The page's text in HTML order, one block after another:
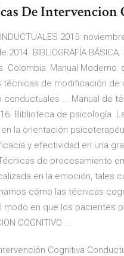
De Intervencion
2015:
2014. BIBLIOGRAFÍA
Manual
técnicas de modificación
conductuales ... Manual de
Biblioteca de psicología.
la orientación
y efectividad en una
de procesamiento
en la emoción, tales
cómo las técnicas
en que los pacientes
COGNITIVO …
Cognitiva